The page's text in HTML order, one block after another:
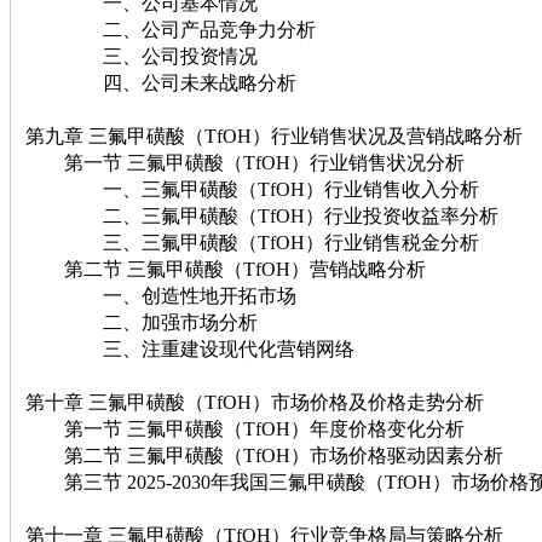
二、公司产品竞争力分析
三、公司投资情况
四、公司未来战略分析
第九章 三氟甲磺酸（TfOH）行业销售状况及营销战略分析
第一节 三氟甲磺酸（TfOH）行业销售状况分析
一、三氟甲磺酸（TfOH）行业销售收入分析
二、三氟甲磺酸（TfOH）行业投资收益率分析
三、三氟甲磺酸（TfOH）行业销售税金分析
第二节 三氟甲磺酸（TfOH）营销战略分析
一、创造性地开拓市场
二、加强市场分析
三、注重建设现代化营销网络
第十章 三氟甲磺酸（TfOH）市场价格及价格走势分析
第一节 三氟甲磺酸（TfOH）年度价格变化分析
第二节 三氟甲磺酸（TfOH）市场价格驱动因素分析
第三节 2025-2030年我国三氟甲磺酸（TfOH）市场价格
第十一章 三氟甲磺酸（TfOH）行业竞争格局与策略分析